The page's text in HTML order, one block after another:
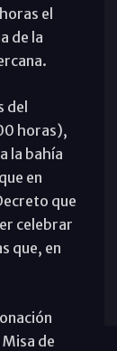
el
de la
del
horas),
la bahía
en
que
celebrar
que, en
de